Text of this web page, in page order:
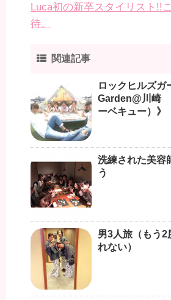
Luca初の新卒スタイリスト!!
待。
関連記事
ロックヒルズ
Garden@川崎
ーベキュー）》
洗練された美容
う
男3人旅（もう2
れない）